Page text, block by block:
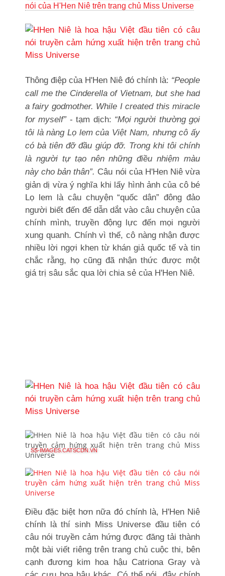
nói của H'Hen Niê trên trang chủ Miss Universe
Thông điệp của H'Hen Niê đó chính là: “People
call me the Cinderella of Vietnam, but she had
a fairy godmother. While I created this miracle
for myself”- tạm dịch: “Mọi người thường gọi
tôi là nàng Lọ lem của Việt Nam, nhưng cô ấy
có bà tiên đỡ đầu giúp đỡ. Trong khi tôi chính
là người tự tạo nên những điều nhiệm màu
này cho bản thân”. Câu nói của H'Hen Niê vừa
giản dị vừa ý nghĩa khi lấy hình ảnh của cô bé
Lọ lem là câu chuyện “quốc dân” đông đảo
người biết đến để dẫn dắt vào câu chuyện của
chính mình, truyền động lực đến mọi người
xung quanh. Chính vì thế, cô nàng nhận được
nhiều lời ngợi khen từ khán giả quốc tế và tin
chắc rằng, họ cũng đã nhận thức được một
giá trị sâu sắc qua lời chia sẻ của H'Hen Niê.
SS-IMAGES.CATSCDN.VN
Điều đặc biệt hơn nữa đó chính là, H'Hen Niê
chính là thí sinh Miss Universe đầu tiên có
câu nói truyền cảm hứng được đăng tải thành
một bài viết riêng trên trang chủ cuộc thi, bên
cạnh đương kim hoa hậu Catriona Gray và